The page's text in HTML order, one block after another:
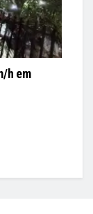
h em